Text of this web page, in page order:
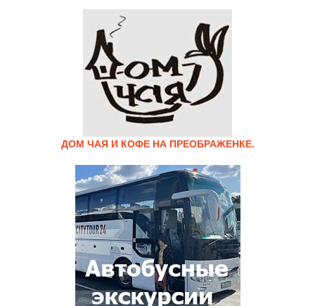
ДОМ ЧАЯ И КОФЕ НА ПРЕОБРАЖЕНКЕ.